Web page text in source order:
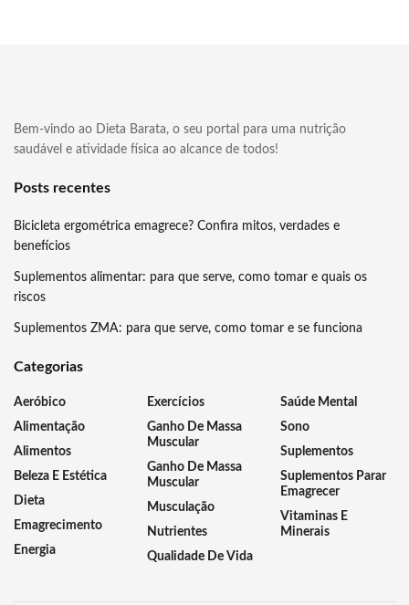
Bem-vindo ao Dieta Barata, o seu portal para uma nutrição
saudável e atividade física ao alcance de todos!
Posts recentes
Bicicleta ergométrica emagrece? Confira mitos, verdades e
benefícios
Suplementos alimentar: para que serve, como tomar e quais os
riscos
Suplementos ZMA: para que serve, como tomar e se funciona
Categorias
Aeróbico
Alimentação
Alimentos
Beleza E Estética
Dieta
Emagrecimento
Energia
Exercícios
Ganho De Massa
Muscular
Ganho De Massa
Muscular
Musculação
Nutrientes
Qualidade De Vida
Saúde Mental
Sono
Suplementos
Suplementos Parar
Emagrecer
Vitaminas E
Minerais